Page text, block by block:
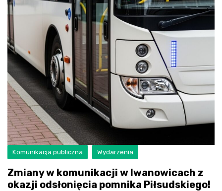
Komunikacja publiczna Wydarzenia
Zmiany w komunikacji w Iwanowicach z
okazji odsłonięcia pomnika Piłsudskiego!